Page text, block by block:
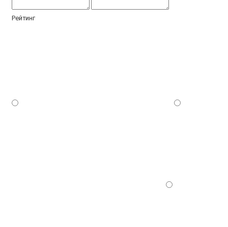
Рейтинг